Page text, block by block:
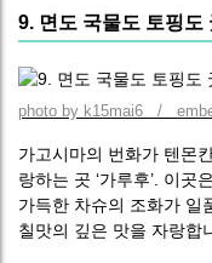
9. 면도 국물도 토핑도
photo by k15mai6 /
가고시마의 번화가 텐몬
랑하는 곳 ‘가루후’. 이
가득한 차슈의 조화가 일
칠맛의 깊은 맛을 자랑합